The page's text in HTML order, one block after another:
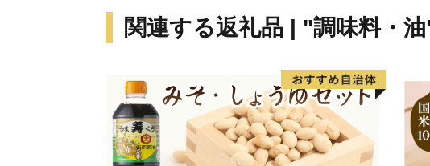
関連する返礼品 | "調味料・